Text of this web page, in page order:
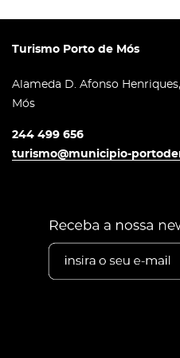
Turismo Porto de Mós
Alameda D. Afonso
Mós
244 499 656
turismo@municipio-